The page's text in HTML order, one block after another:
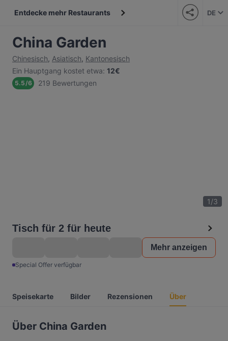
Entdecke mehr Restaurants DE
China Garden
Chinesisch, Asiatisch, Kantonesisch
Ein Hauptgang kostet etwa: 12€
5.5/6 219 Bewertungen
1/3
Tisch für 2 für heute
Mehr anzeigen
Special Offer verfügbar
Speisekarte Bilder Rezensionen Über
Über China Garden